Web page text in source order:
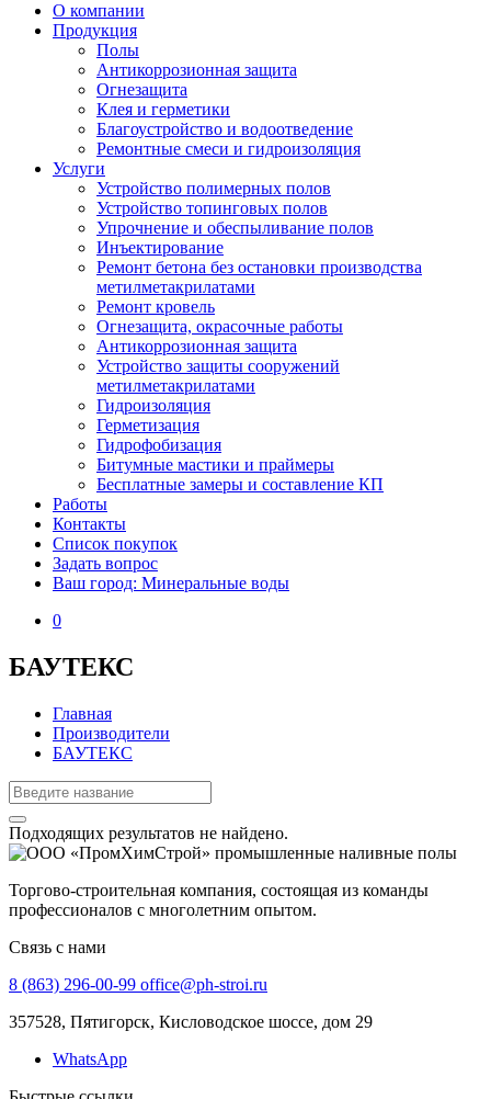
О компании
Продукция
Полы
Антикоррозионная защита
Огнезащита
Клея и герметики
Благоустройство и водоотведение
Ремонтные смеси и гидроизоляция
Услуги
Устройство полимерных полов
Устройство топинговых полов
Упрочнение и обеспыливание полов
Инъектирование
Ремонт бетона без остановки производства
метилметакрилатами
Ремонт кровель
Огнезащита, окрасочные работы
Антикоррозионная защита
Устройство защиты сооружений
метилметакрилатами
Гидроизоляция
Герметизация
Гидрофобизация
Битумные мастики и праймеры
Бесплатные замеры и составление КП
Работы
Контакты
Список покупок
Задать вопрос
Ваш город: Минеральные воды
0
БАУТЕКС
Главная
Производители
БАУТЕКС
Подходящих результатов не найдено.
Торгово-строительная компания, состоящая из команды
профессионалов с многолетним опытом.
Связь с нами
8 (863) 296-00-99 office@ph-stroi.ru
357528, Пятигорск, Кисловодское шоссе, дом 29
WhatsApp